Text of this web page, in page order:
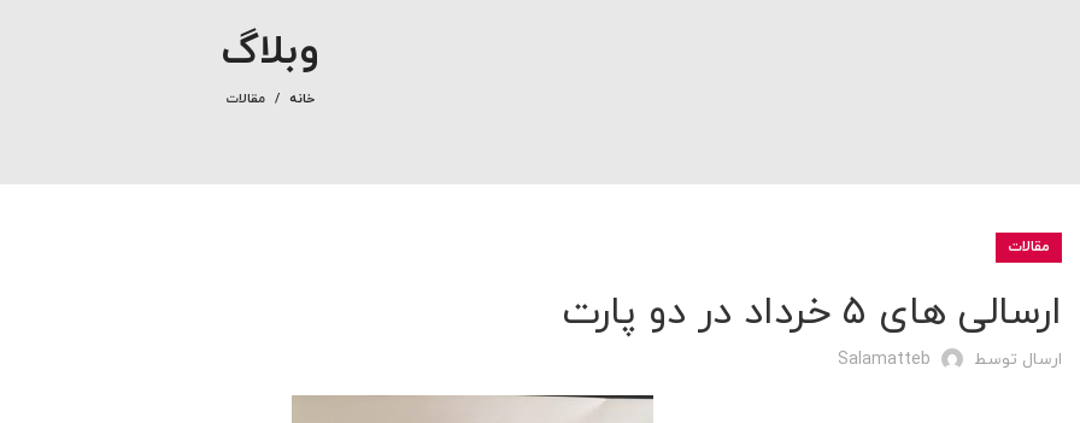
وبلاگ
خانه مقالات
مقالات
ارسالی های ۵ خرداد در دو پارت
ارسال توسط Salamatteb